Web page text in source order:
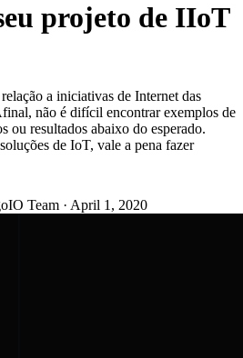
projeto de IIoT
a iniciativas de Internet das
não é difícil encontrar exemplos de
ou resultados abaixo do esperado.
de IoT, vale a pena fazer
Team · April 1, 2020